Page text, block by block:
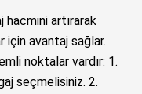
hacmini artırarak
için avantaj sağlar.
noktalar vardır: 1.
seçmelisiniz. 2.